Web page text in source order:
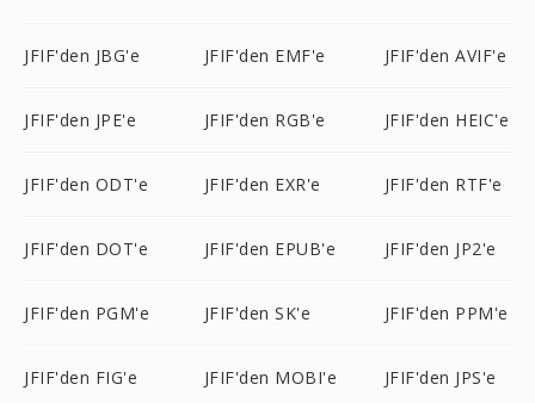
JFIF'den JBG'e JFIF'den EMF'e JFIF'den AVIF'e
JFIF'den JPE'e JFIF'den RGB'e JFIF'den HEIC'e
JFIF'den ODT'e JFIF'den EXR'e JFIF'den RTF'e
JFIF'den DOT'e JFIF'den EPUB'e JFIF'den JP2'e
JFIF'den PGM'e JFIF'den SK'e JFIF'den PPM'e
JFIF'den FIG'e JFIF'den MOBI'e JFIF'den JPS'e